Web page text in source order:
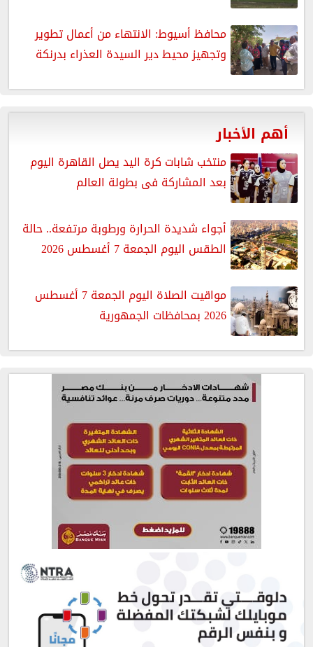
محافظ أسيوط: الانتهاء من أعمال تطوير
وتجهيز محيط دير السيدة العذراء بدرنكة
أهم الأخبار
منتخب شابات كرة اليد يصل القاهرة اليوم
بعد المشاركة فى بطولة العالم
أجواء شديدة الحرارة ورطوبة مرتفعة.. حالة
الطقس اليوم الجمعة 7 أغسطس 2026
مواقيت الصلاة اليوم الجمعة 7 أغسطس
2026 بمحافظات الجمهورية